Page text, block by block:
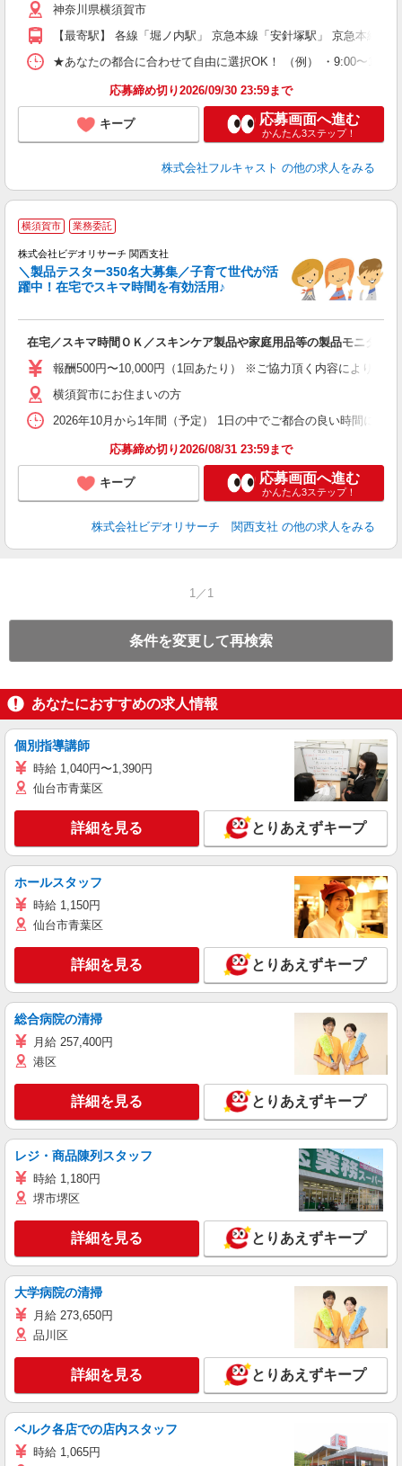
神奈川県横須賀市
【最寄駅】 各線「堀ノ内駅」 京急本線「安針塚駅」 京急本線「
★あなたの都合に合わせて自由に選択OK！ （例） ・9:00〜
応募締め切り2026/09/30 23:59まで
キープ 応募画面へ進む
かんたん3ステップ！
株式会社フルキャスト の他の求人をみる
横須賀市 業務委託
株式会社ビデオリサーチ 関西支社
＼製品テスター350名大募集／子育て世代が活
躍中！在宅でスキマ時間を有効活用♪
在宅／スキマ時間ＯＫ／スキンケア製品や家庭用品等の製品モニター
報酬500円〜10,000円（1回あたり） ※ご協力頂く内容により異な
横須賀市にお住まいの方
2026年10月から1年間（予定） 1日の中でご都合の良い時間に
応募締め切り2026/08/31 23:59まで
キープ 応募画面へ進む
かんたん3ステップ！
株式会社ビデオリサーチ 関西支社 の他の求人をみる
1／1
条件を変更して再検索
あなたにおすすめの求人情報
個別指導講師
時給 1,040円〜1,390円
仙台市青葉区
詳細を見る とりあえずキープ
ホールスタッフ
時給 1,150円
仙台市青葉区
詳細を見る とりあえずキープ
総合病院の清掃
月給 257,400円
港区
詳細を見る とりあえずキープ
レジ・商品陳列スタッフ
時給 1,180円
堺市堺区
詳細を見る とりあえずキープ
大学病院の清掃
月給 273,650円
品川区
詳細を見る とりあえずキープ
ベルク各店での店内スタッフ
時給 1,065円